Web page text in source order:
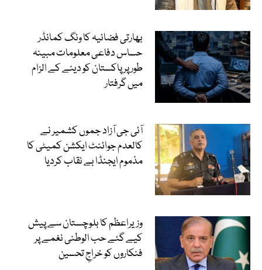
بھارتی فضائیہ کا ونگ کمانڈر
حساس دفاعی معلومات مبینہ
طور پر پاکستان کو دینے کے الزام
میں گرفتار
آئی جی آزاد جموں کشمیر نے
کالعدم جوائنٹ ایکشن کمیٹی کا
مذموم ایجنڈا بے نقاب کردیا
وزیراعظم کا بلوچستان سے پیش
کیے گئے حب الوطنی نغمے پر
فنکاروں کو خراجِ تحسین